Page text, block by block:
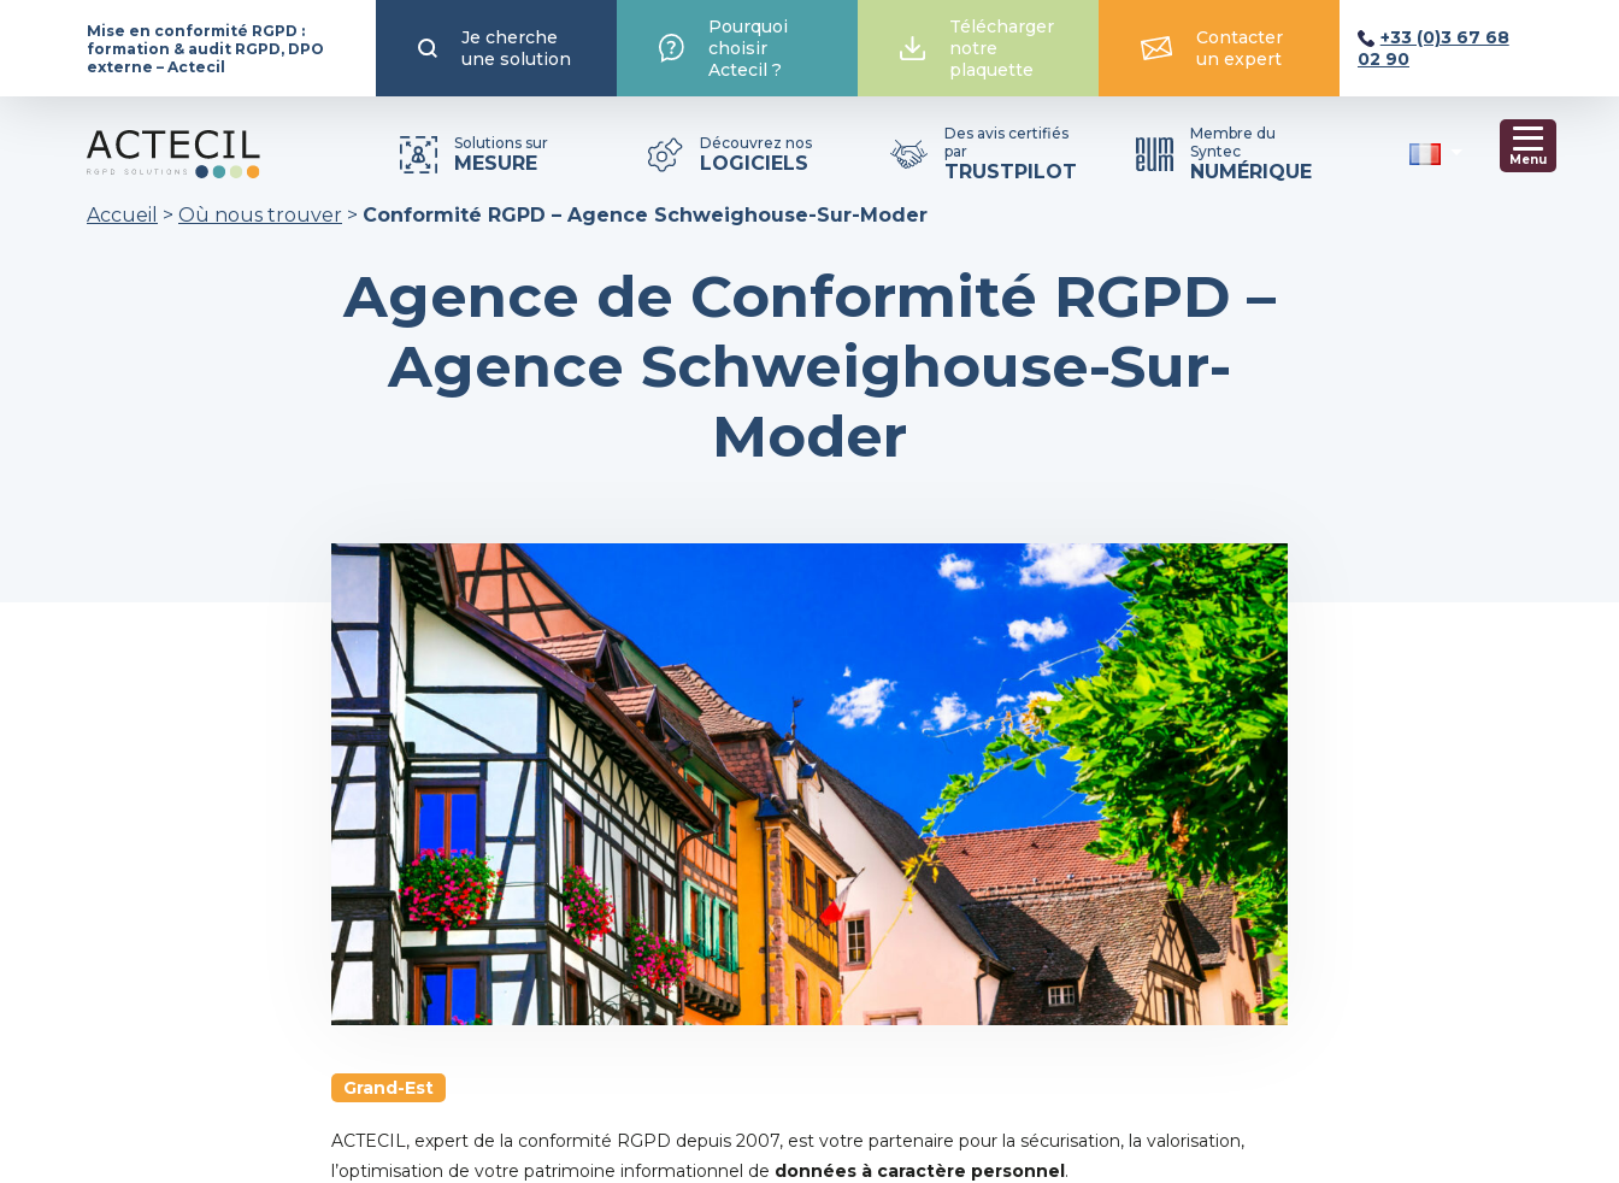
Mise en conformité RGPD :
formation & audit RGPD, DPO
externe – Actecil
Je cherche
une solution
Pourquoi
choisir
Actecil ?
Télécharger
notre
plaquette
Contacter
un expert
+33 (0)3 67 68
02 90
Menu
Solutions sur
MESURE
Découvrez nos
LOGICIELS
Des avis certifiés
par
TRUSTPILOT
Membre du
Syntec
NUMÉRIQUE
Accueil > Où nous trouver > Conformité RGPD – Agence Schweighouse-Sur-Moder
Agence de Conformité RGPD –
Agence Schweighouse-Sur-
Moder
Grand-Est
ACTECIL, expert de la conformité RGPD depuis 2007, est votre partenaire pour la sécurisation, la valorisation,
l’optimisation de votre patrimoine informationnel de données à caractère personnel.